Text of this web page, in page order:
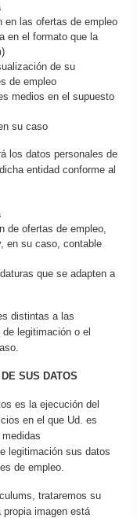
en las ofertas de empleo
en el formato que la
de su
de empleo
medios en el supuesto
su caso
los datos personales de
entidad conforme al
de ofertas de empleo,
en su caso, contable
que se adapten a
distintas a las
legitimación o el
SUS DATOS
es la ejecución del
en el que Ud. es
legitimación sus datos
de empleo.
trataremos su
imagen está